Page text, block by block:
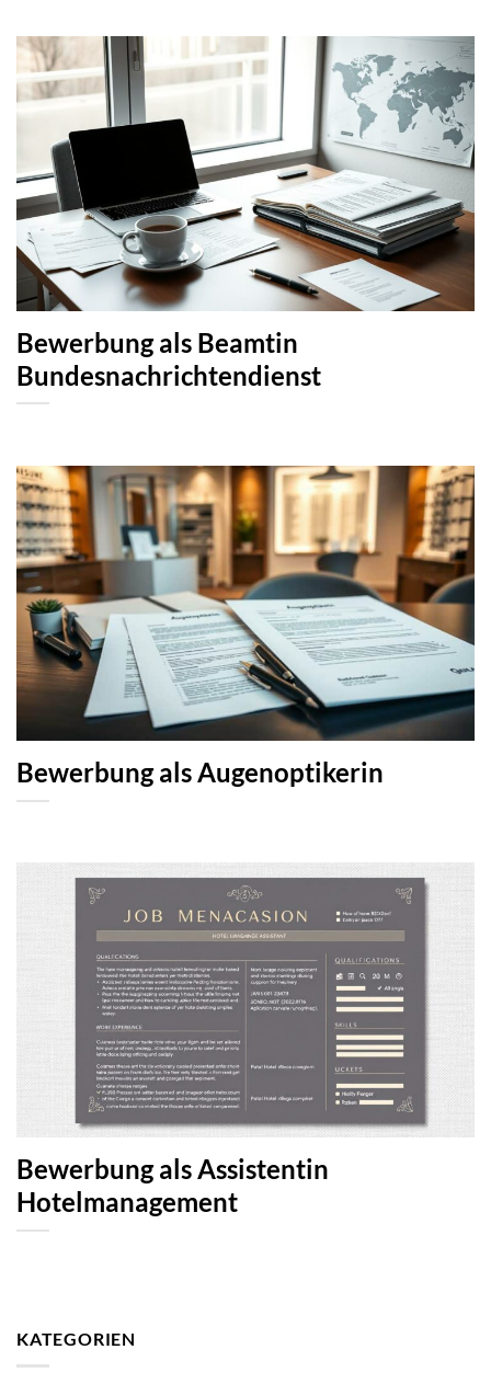
Bewerbung als Beamtin
Bundesnachrichtendienst
Bewerbung als Augenoptikerin
Bewerbung als Assistentin
Hotelmanagement
KATEGORIEN